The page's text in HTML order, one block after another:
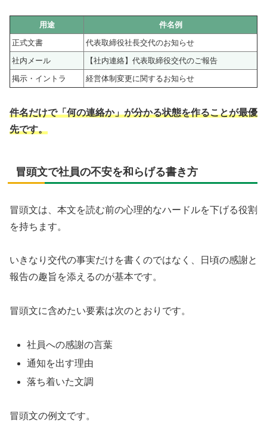
用途
件名例
正式文書
代表取締役社長交代のお知らせ
社内メール
【社内連絡】代表取締役交代のご報告
掲示・イントラ
経営体制変更に関するお知らせ
件名だけで「何の連絡か」が分かる状態を作ることが最優
先です。
冒頭文で社員の不安を和らげる書き方
冒頭文は、本文を読む前の心理的なハードルを下げる役割
を持ちます。
いきなり交代の事実だけを書くのではなく、日頃の感謝と
報告の趣旨を添えるのが基本です。
冒頭文に含めたい要素は次のとおりです。
社員への感謝の言葉
通知を出す理由
落ち着いた文調
冒頭文の例文です。